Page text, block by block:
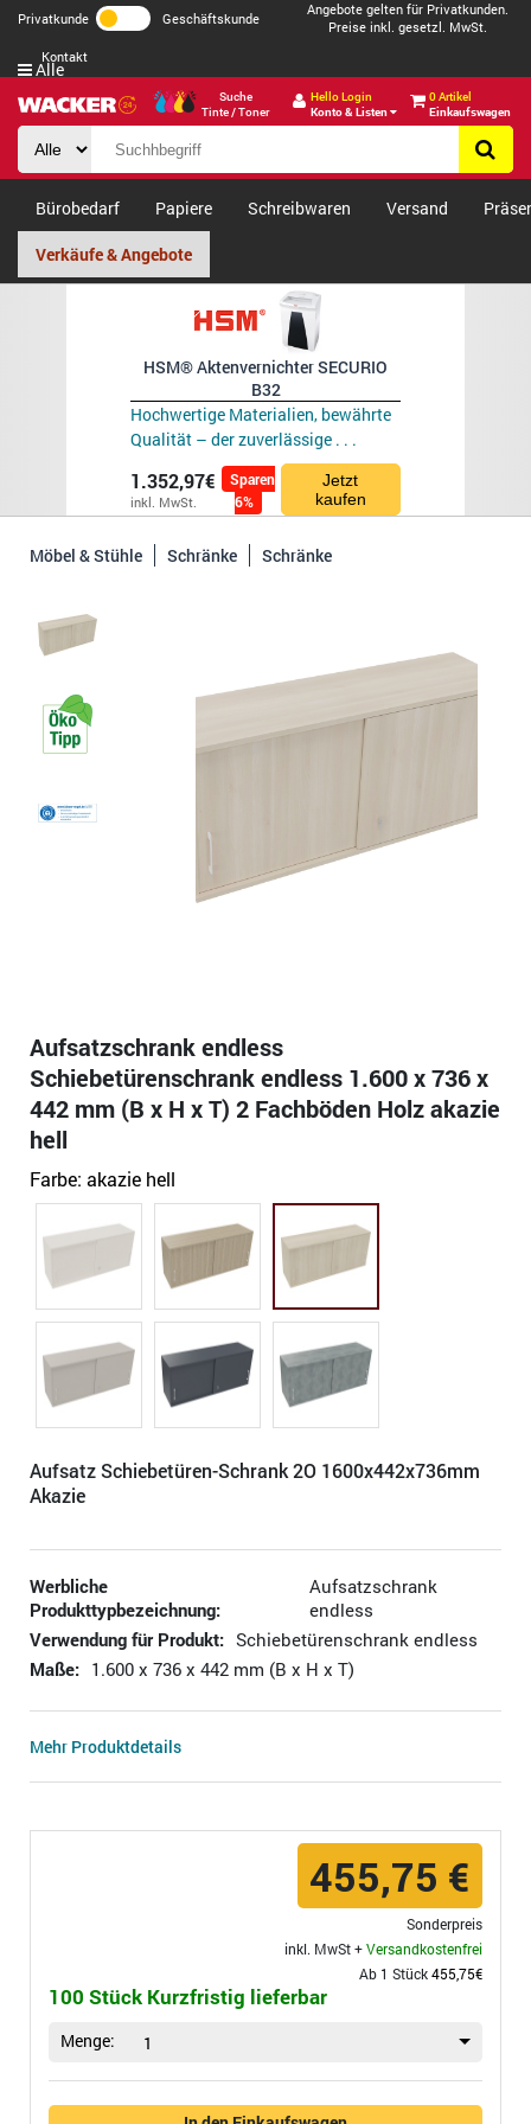
Privatkunde Geschäftskunde
Angebote gelten für Privatkunden.
Preise inkl. gesetzl. MwSt.
Kontakt
Suche
Tinte / Toner
Hello Login
Konto & Listen
0 Artikel
Einkaufswagen
Alle
Bürobedarf Papiere Schreibwaren Versand
Verkäufe & Angebote
HSM® Aktenvernichter SECURIO
B32
Hochwertige Materialien, bewährte
Qualität – der zuverlässige . . .
1.352,97€
inkl. MwSt.
Sparen
6%
Jetzt
kaufen
Möbel & Stühle Schränke Schränke
Aufsatzschrank endless
Schiebetürenschrank endless 1.600 x 736 x
442 mm (B x H x T) 2 Fachböden Holz akazie
hell
Farbe: akazie hell
Aufsatz Schiebetüren-Schrank 2O 1600x442x736mm
Akazie
Werbliche
Produkttypbezeichnung:
Aufsatzschrank
endless
Verwendung für Produkt: Schiebetürenschrank endless
Maße: 1.600 x 736 x 442 mm (B x H x T)
Mehr Produktdetails
455,75 €
Sonderpreis
inkl. MwSt +Versandkostenfrei
Ab 1 Stück455,75€
100 Stück Kurzfristig lieferbar
Menge: 1